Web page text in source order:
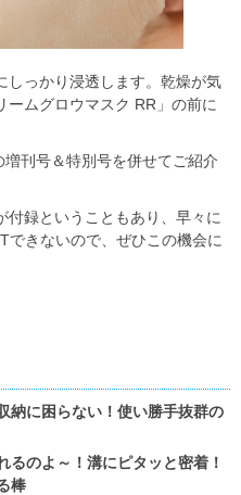
しっかり浸透します。乾燥が気
ームグロウマスク RR」の前に
増刊号＆特別号を併せてご紹介
録ということもあり、早々に
きないので、ぜひこの機会に
納に困らない！使い勝手抜群の
るのよ～！溝にピタッと密着！
棒